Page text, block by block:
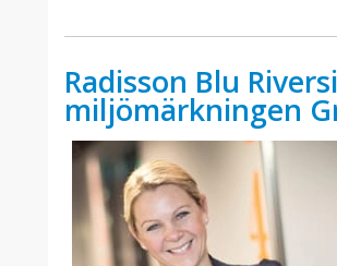
Radisson Blu
miljömärkningen